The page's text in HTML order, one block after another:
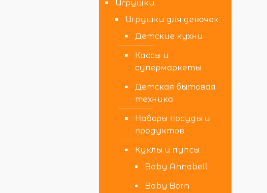
Игрушки
Игрушки для девочек
Детские кухни
Кассы и
супермаркеты
Детская бытовая
техника
Наборы посуды и
продуктов
Куклы и пупсы
Baby Annabell
Baby Born